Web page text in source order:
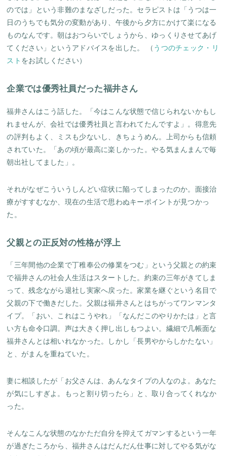
のでは」という非難のまなざしだった。セラピストは「うつは一
日のうちでも気分の変動があり、午後から夕方にかけて楽になる
ものなんです。朝はおつらいでしょうから、ゆっくりさせてあげ
てください」というアドバイスを出した。 （ うつのチェック・リ
スト をお試しください）
企業では優秀社員だった福井さん
福井さんはこう話した。「今はこんな状態で信じられないかもし
れませんが、会社では優秀社員と言われてたんですよ」。得意先
の評判もよく、ミスも少ないし、きちょうめん。上司からも信頼
されていた。「あの頃が最高に楽しかった。やる気まんまんで毎
朝出社してました」。
それがなぜこういうしんどい症状に陥ってしまったのか。面接治
療がすすむなか、現在の生活で思わぬキーポイントが見つかっ
た。
父親との正反対の性格が浮上
「三年間他の企業で丁稚奉公の修業をつむ」という父親との約束
で福井さんの社会人生活はスタートした。約束の三年がきてしま
って、残念ながら退社し実家へ戻った。家業を継ぐという名目で
父親の下で働きだした。父親は福井さんとはちがってワンマンタ
イプ。「おい、これはこうやれ」「なんだこのやりかたは」と言
い方も命令口調。声は大きく押し出しもつよい。繊細で几帳面な
福井さんとは相いれなかった。しかし「長男やからしかたない」
と、がまんを重ねていた。
妻に相談したが「お父さんは、あんなタイプの人なのよ。あなた
が気にしすぎよ。もっと割り切ったら」と、取り合ってくれなか
った。
そんなこんな状態のなかただ自分を抑えてガマンするという一年
が過ぎたころから、福井さんはだんだん仕事に対してやる気がな